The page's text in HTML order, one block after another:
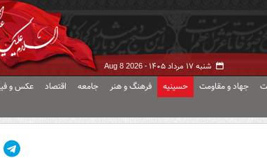
شنبه ۱۷ مرداد ۱۴۰۵ - Aug 8 2026
جهاد و مقاومت حسینیه فرهنگ و هنر جامعه اقتصاد عکس و